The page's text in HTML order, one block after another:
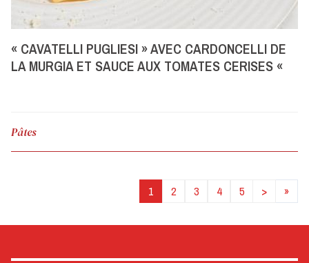
« CAVATELLI PUGLIESI » AVEC CARDONCELLI DE
LA MURGIA ET SAUCE AUX TOMATES CERISES «
Pâtes
1 2 3 4 5 > »